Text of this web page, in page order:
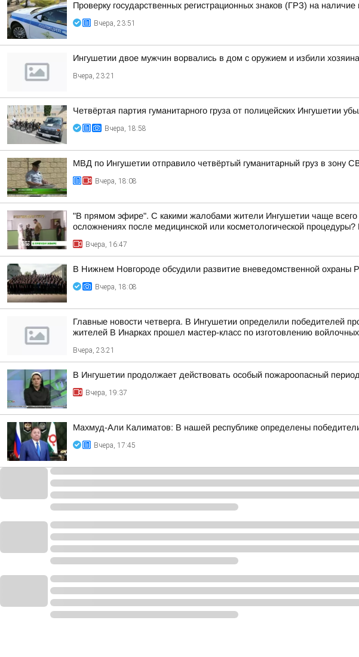
Проверку государственных регистрационных знаков (ГРЗ) на
Вчера, 23:51
Ингушетии двое мужчин ворвались в дом с оружием и избили хозяина
Вчера, 23:21
Четвёртая партия гуманитарного груза от полицейских Ингушетии
Вчера, 18:58
МВД по Ингушетии отправило четвёртый гуманитарный груз в зону
Вчера, 18:08
"В прямом эфире". С какими жалобами жители Ингушетии чаще
осложнениях после медицинской или косметологической процедуры?
Вчера, 16:47
В Нижнем Новгороде обсудили развитие вневедомственной охраны
Вчера, 18:08
Главные новости четверга. В Ингушетии определили победителей
жителей В Инарках прошел мастер-класс по изготовлению
Вчера, 23:21
В Ингушетии продолжает действовать особый пожароопасный период
Вчера, 19:37
Махмуд-Али Калиматов: В нашей республике определены
Вчера, 17:45